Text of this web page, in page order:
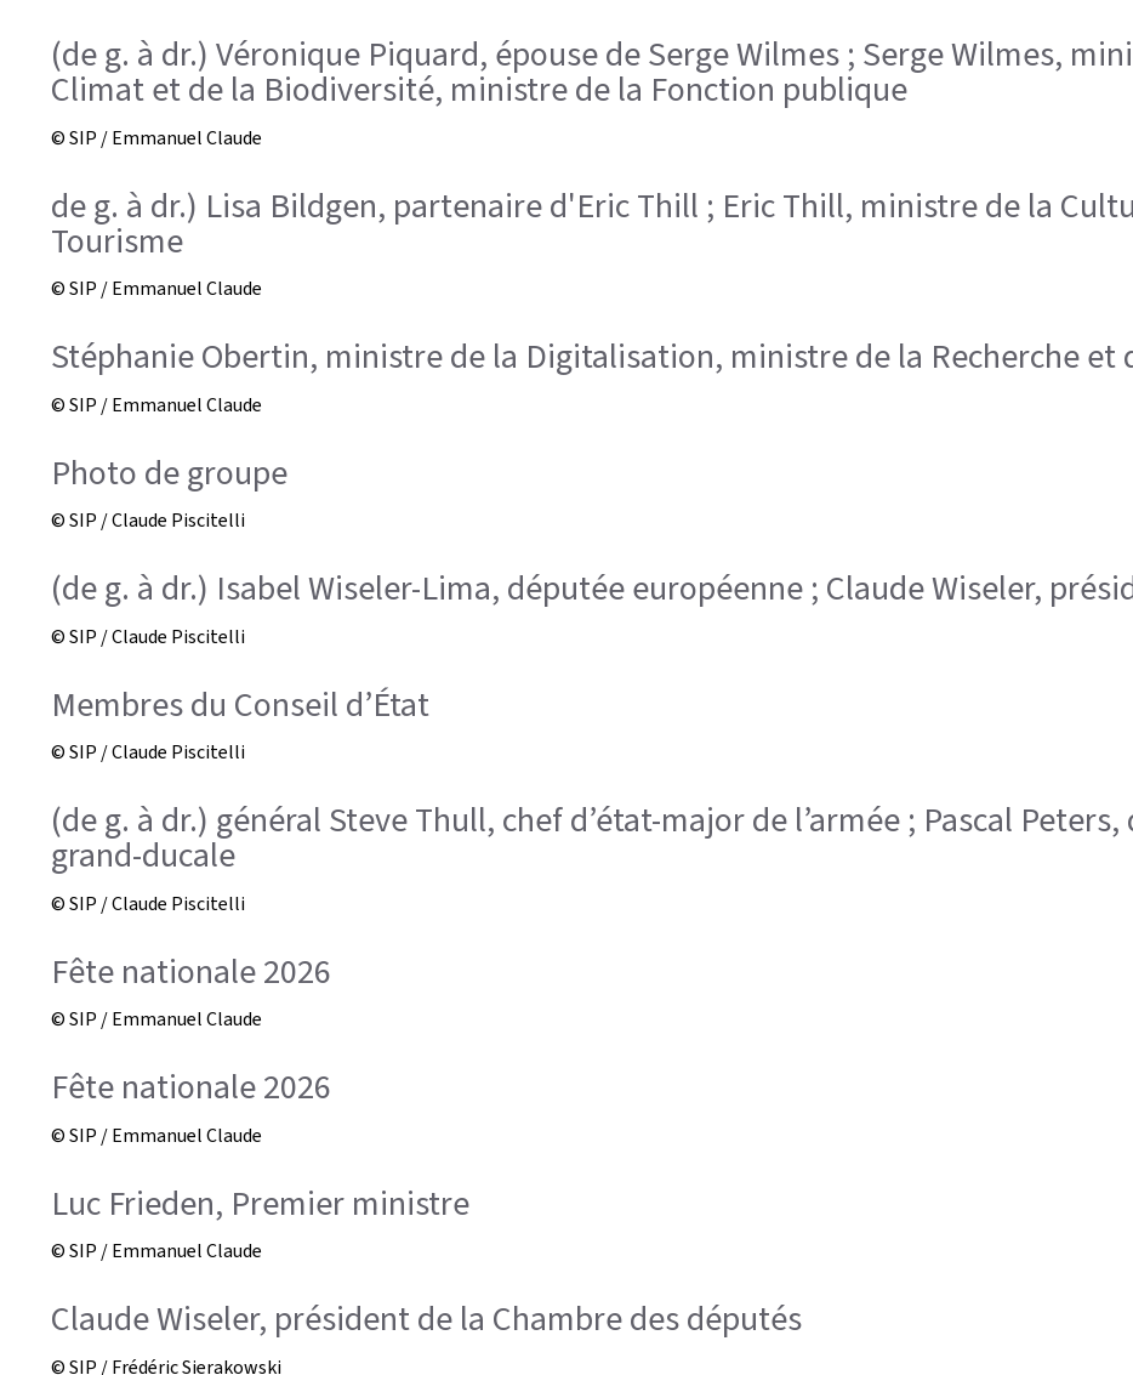
(de g. à dr.) Véronique Piquard, épouse de Serge Wilmes ; Serge Wilmes,
Climat et de la Biodiversité, ministre de la Fonction publique
© SIP / Emmanuel Claude
de g. à dr.) Lisa Bildgen, partenaire d'Eric Thill ; Eric Thill, ministre de la
Tourisme
© SIP / Emmanuel Claude
Stéphanie Obertin, ministre de la Digitalisation, ministre de la Recherche
© SIP / Emmanuel Claude
Photo de groupe
© SIP / Claude Piscitelli
(de g. à dr.) Isabel Wiseler-Lima, députée européenne ; Claude Wiseler,
© SIP / Claude Piscitelli
Membres du Conseil d’État
© SIP / Claude Piscitelli
(de g. à dr.) général Steve Thull, chef d’état-major de l’armée ; Pascal
grand-ducale
© SIP / Claude Piscitelli
Fête nationale 2026
© SIP / Emmanuel Claude
Fête nationale 2026
© SIP / Emmanuel Claude
Luc Frieden, Premier ministre
© SIP / Emmanuel Claude
Claude Wiseler, président de la Chambre des députés
© SIP / Frédéric Sierakowski